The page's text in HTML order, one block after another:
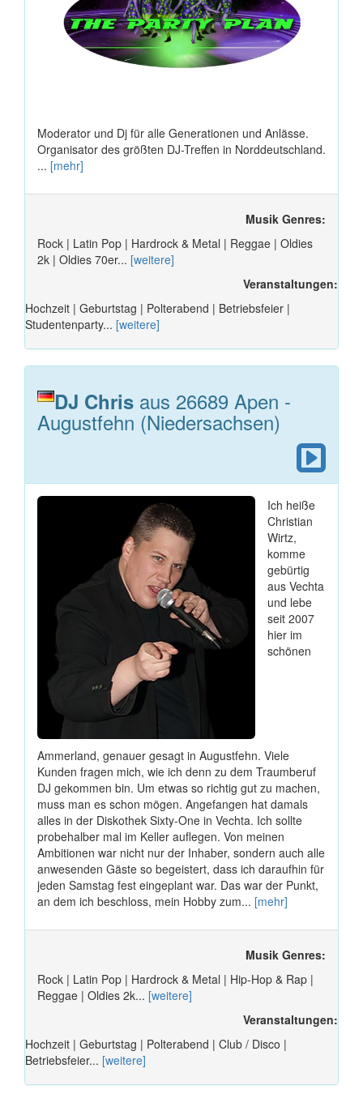
Moderator und Dj für alle Generationen und Anlässe.
Organisator des größten DJ-Treffen in Norddeutschland.
... [mehr]
Musik Genres:
Rock | Latin Pop | Hardrock & Metal | Reggae | Oldies
2k | Oldies 70er... [weitere]
Veranstaltungen:
Hochzeit | Geburtstag | Polterabend | Betriebsfeier |
Studentenparty... [weitere]
DJ Chris aus 26689 Apen -
Augustfehn (Niedersachsen)
Ich heiße
Christian
Wirtz,
komme
gebürtig
aus Vechta
und lebe
seit 2007
hier im
schönen
Ammerland, genauer gesagt in Augustfehn. Viele
Kunden fragen mich, wie ich denn zu dem Traumberuf
DJ gekommen bin. Um etwas so richtig gut zu machen,
muss man es schon mögen. Angefangen hat damals
alles in der Diskothek Sixty-One in Vechta. Ich sollte
probehalber mal im Keller auflegen. Von meinen
Ambitionen war nicht nur der Inhaber, sondern auch alle
anwesenden Gäste so begeistert, dass ich daraufhin für
jeden Samstag fest eingeplant war. Das war der Punkt,
an dem ich beschloss, mein Hobby zum... [mehr]
Musik Genres:
Rock | Latin Pop | Hardrock & Metal | Hip-Hop & Rap |
Reggae | Oldies 2k... [weitere]
Veranstaltungen:
Hochzeit | Geburtstag | Polterabend | Club / Disco |
Betriebsfeier... [weitere]